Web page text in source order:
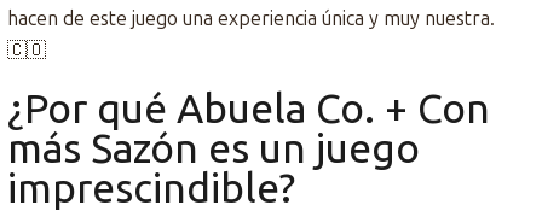
hacen de este juego una experiencia única y muy nuestra.
🇨🇴
¿Por qué Abuela Co. + Con
más Sazón es un juego
imprescindible?